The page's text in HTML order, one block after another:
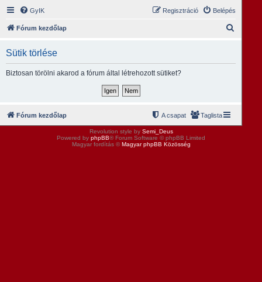
GyIK Belépés
Regisztráció
Fórum kezdőlap
Sütik törlése
Biztosan törölni akarod a fórum által létrehozott sütiket?
Fórum kezdőlap Taglista
A csapat
Revolution style by Semi_Deus
Powered by phpBB® Forum Software © phpBB Limited
Magyar fordítás ©Magyar phpBB Közösség